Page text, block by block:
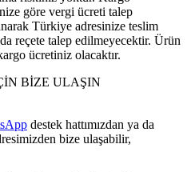
göre vergi ücreti talep
Türkiye adresinize teslim
reçete talep edilmeyecektir. Ürün
ücretiniz olacaktır.
BİZE ULAŞIN
destek hattımızdan ya da
bize ulaşabilir,